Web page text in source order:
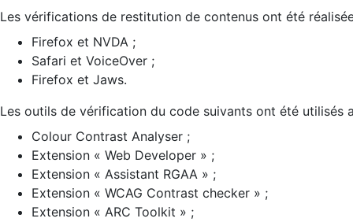
Les vérifications de restitution de contenus ont été
Firefox et NVDA ;
Safari et VoiceOver ;
Firefox et Jaws.
Les outils de vérification du code suivants ont été utilisés
Colour Contrast Analyser ;
Extension « Web Developer » ;
Extension « Assistant RGAA » ;
Extension « WCAG Contrast checker » ;
Extension « ARC Toolkit » ;